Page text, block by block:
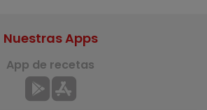
Nuestras Apps
App de recetas